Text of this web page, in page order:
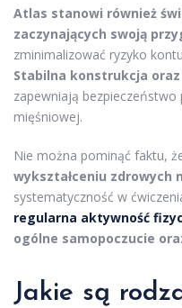
Atlas stanowi również
zaczynających swoją
zminimalizować ryzyko
Stabilna konstrukcja
zapewniają bezpieczeństwo
mięśniowej.
Nie można pominąć faktu,
wykształceniu zdrowych
systematyczność w
regularna aktywność
ogólne samopoczucie
Jakie są